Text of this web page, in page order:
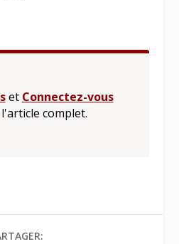
et Connectez-vous
complet.